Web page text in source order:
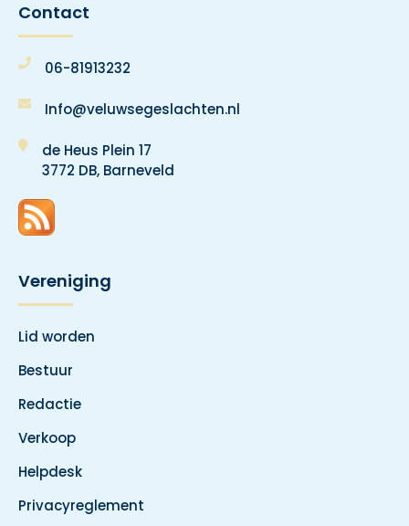
Contact
06-81913232
Info@veluwsegeslachten.nl
de Heus Plein 17
3772 DB, Barneveld
Vereniging
Lid worden
Bestuur
Redactie
Verkoop
Helpdesk
Privacyreglement